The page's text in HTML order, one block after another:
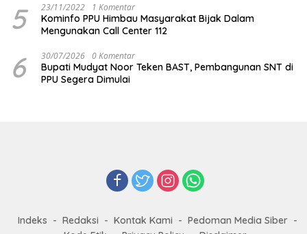
5 23/11/2022 1 Komentar
Kominfo PPU Himbau Masyarakat Bijak Dalam
Mengunakan Call Center 112
6 30/07/2026 0 Komentar
Bupati Mudyat Noor Teken BAST, Pembangunan SNT di
PPU Segera Dimulai
Indeks Redaksi Kontak Kami
Pedoman Media Siber